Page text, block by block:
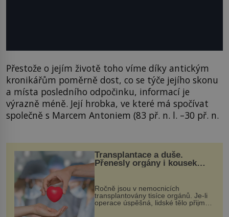
Přestože o jejím životě toho víme díky antickým
kronikářům poměrně dost, co se týče jejího skonu
a místa posledního odpočinku, informací je
výrazně méně. Její hrobka, ve které má spočívat
společně s Marcem Antoniem (83 př. n. l. –30 př. n.
Transplantace a duše.
Přenesly orgány i kousek
Ročně jsou v nemocnicích
transplantovány tisíce orgánů. Je-li
operace úspěšná, lidské tělo přijme